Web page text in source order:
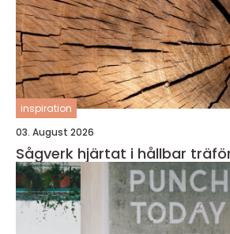
inspiration
03. August 2026
Sågverk hjärtat i hållbar